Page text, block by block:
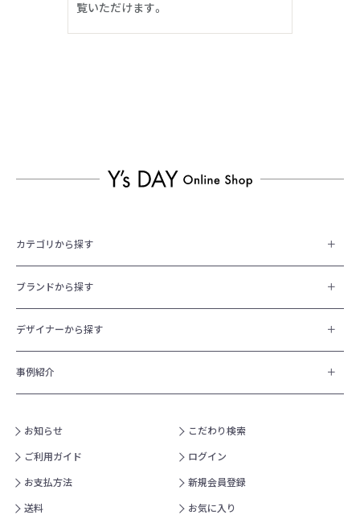
覧いただけます。
カテゴリから探す
ブランドから探す
デザイナーから探す
事例紹介
お知らせ
ご利用ガイド
お支払方法
送料
こだわり検索
ログイン
新規会員登録
お気に入り